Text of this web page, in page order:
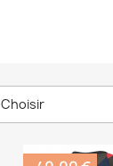
Choisir